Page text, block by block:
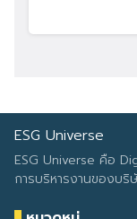
ESG Universe
ESG Universe คือ
การบริหารงานของบ